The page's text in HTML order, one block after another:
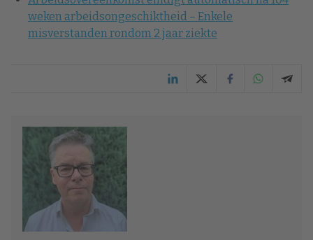
weken arbeidsongeschiktheid – Enkele
misverstanden rondom 2 jaar ziekte